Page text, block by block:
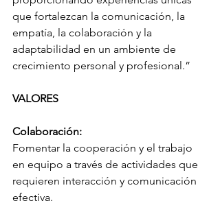
que fortalezcan la comunicación, la
empatía, la colaboración y la
adaptabilidad en un ambiente de
crecimiento personal y profesional.”
VALORES
Colaboración: ​
Fomentar la cooperación y el trabajo
en equipo a través de actividades que
requieren interacción y comunicación
efectiva.